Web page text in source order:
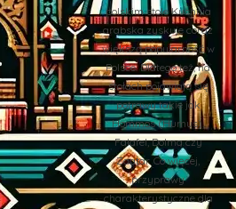
polskim stole Kuchnia
arabska zyskuje coraz
większą popularność w
Polsce. Dlatego też, na
stołach pojawiają się
potrawy takie jak
Hommos (Humus),
Falafel, Dolma czy
Zaatar. Co więcej,
przyprawy
charakterystyczne dla